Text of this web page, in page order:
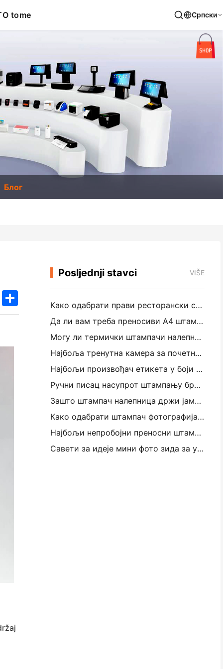
O tome Српски
Блог
TwitterShare
Posljednji stavci VIŠE
Како одабрати прави ресторански софтвер за свој мали или средњи ресторан
Да ли вам треба преносиви А4 штампач за рачуне складишта? Шта заправо ради
Могу ли термички штампачи налепница направити водоотпорне налепнице за мале пословне производе?
Најбоља тренутна камера за почетнике који не желе отпадни папир
Најбољи произвођач етикета у боји за путовање и резервацију текста: Додајте више боја свакој страници
Ручни писац насупрот штампању бродских налепница: Савети за мала предузећа у 2026. години
Зашто штампач налепница држи јамминг?
Како одабрати штампач фотографија у џепу: Комплетан водич за кориснике путовања, путовања и иПхонеа
Најбољи непробојни преносни штампач за путовања, школу и мобилне радове: Ханин МТ620 Про Ревиев
Савети за идеје мини фото зида за украшавање спаваће собе и спаваће собе